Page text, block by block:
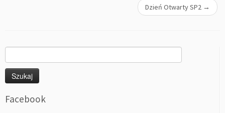
Dzień Otwarty SP2 →
Facebook